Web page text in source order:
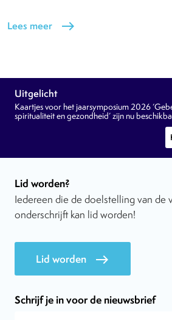
Lees meer east
Uitgelicht
Kaartjes voor het jaarsymposium 2026
spiritualiteit en gezondheid’ zijn nu
Lid worden?
Iedereen die de doelstelling van de
onderschrijft kan lid worden!
Lid worden east
Schrijf je in voor de nieuwsbrief